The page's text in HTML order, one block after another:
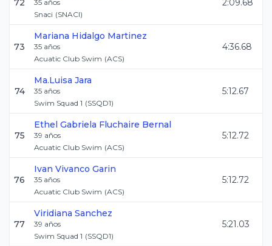
72 35 años
Snaci (SNACI)
2:09.68
73
Mariana Hidalgo Martinez
35 años
Acuatic Club Swim (ACS)
4:36.68
74
Ma.Luisa Jara
35 años
Swim Squad 1 (SSQD1)
5:12.67
75
Ethel Gabriela Fluchaire Bernal
39 años
Acuatic Club Swim (ACS)
5:12.72
76
Ivan Vivanco Garin
35 años
Acuatic Club Swim (ACS)
5:12.72
77
Viridiana Sanchez
39 años
Swim Squad 1 (SSQD1)
5:21.03